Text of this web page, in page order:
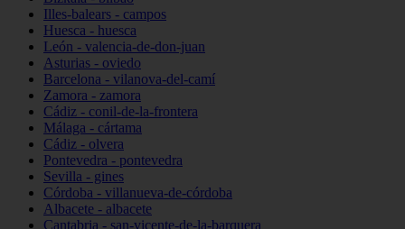
Illes-balears - campos
Huesca - huesca
León - valencia-de-don-juan
Asturias - oviedo
Barcelona - vilanova-del-camí
Zamora - zamora
Cádiz - conil-de-la-frontera
Málaga - cártama
Cádiz - olvera
Pontevedra - pontevedra
Sevilla - gines
Córdoba - villanueva-de-córdoba
Albacete - albacete
Cantabria - san-vicente-de-la-barquera